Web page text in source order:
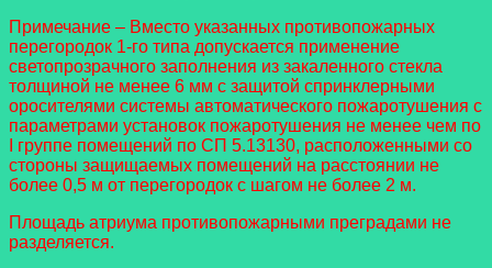
Примечание – Вместо указанных противопожарных
перегородок 1-го типа допускается применение
светопрозрачного заполнения из закаленного стекла
толщиной не менее 6 мм с защитой спринклерными
оросителями системы автоматического пожаротушения с
параметрами установок пожаротушения не менее чем по
I группе помещений по СП 5.13130, расположенными со
стороны защищаемых помещений на расстоянии не
более 0,5 м от перегородок с шагом не более 2 м.
Площадь атриума противопожарными преградами не
разделяется.